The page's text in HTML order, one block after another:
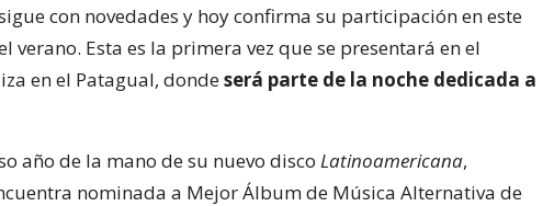
con novedades y hoy confirma su participación en este
verano. Esta es la primera vez que se presentará en el
en el Patagual, dondeserá parte de la noche dedicada a
año de la mano de su nuevo disco Latinoamericana,
nominada a Mejor Álbum de Música Alternativa de